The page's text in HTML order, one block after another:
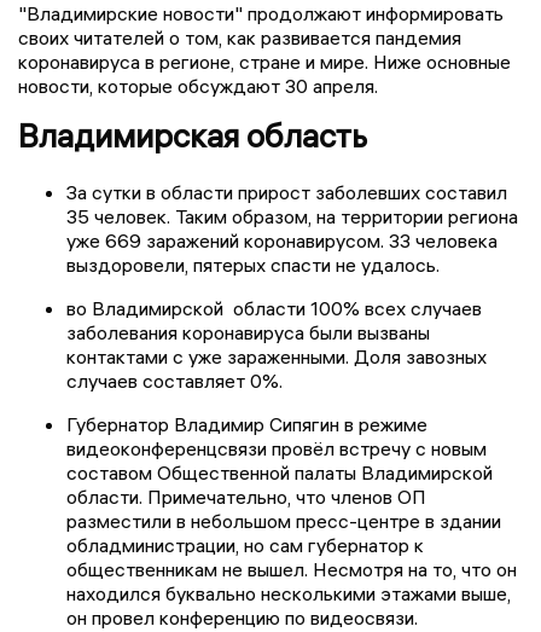
"Владимирские новости" продолжают информировать
своих читателей о том, как развивается пандемия
коронавируса в регионе, стране и мире. Ниже основные
новости, которые обсуждают 30 апреля.
Владимирская область
За сутки в области прирост заболевших составил
35 человек. Таким образом, на территории региона
уже 669 заражений коронавирусом. 33 человека
выздоровели, пятерых спасти не удалось.
во Владимирской области 100% всех случаев
заболевания коронавируса были вызваны
контактами с уже зараженными. Доля завозных
случаев составляет 0%.
Губернатор Владимир Сипягин в режиме
видеоконференцсвязи провёл встречу с новым
составом Общественной палаты Владимирской
области. Примечательно, что членов ОП
разместили в небольшом пресс-центре в здании
обладминистрации, но сам губернатор к
общественникам не вышел. Несмотря на то, что он
находился буквально несколькими этажами выше,
он провел конференцию по видеосвязи.